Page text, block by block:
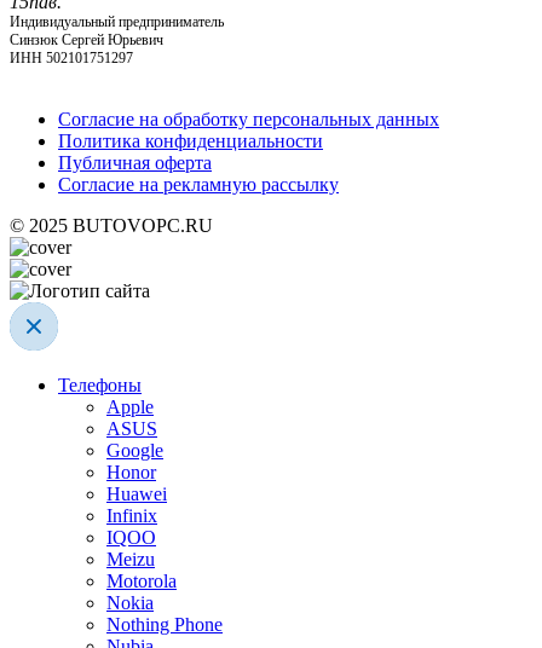
Индивидуальный предприниматель
Синзюк Сергей Юрьевич
ИНН 502101751297
Согласие на обработку персональных данных
Политика конфиденциальности
Публичная оферта
Согласие на рекламную рассылку
© 2025 BUTOVOPC.RU
Телефоны
Apple
ASUS
Google
Honor
Huawei
Infinix
IQOO
Meizu
Motorola
Nokia
Nothing Phone